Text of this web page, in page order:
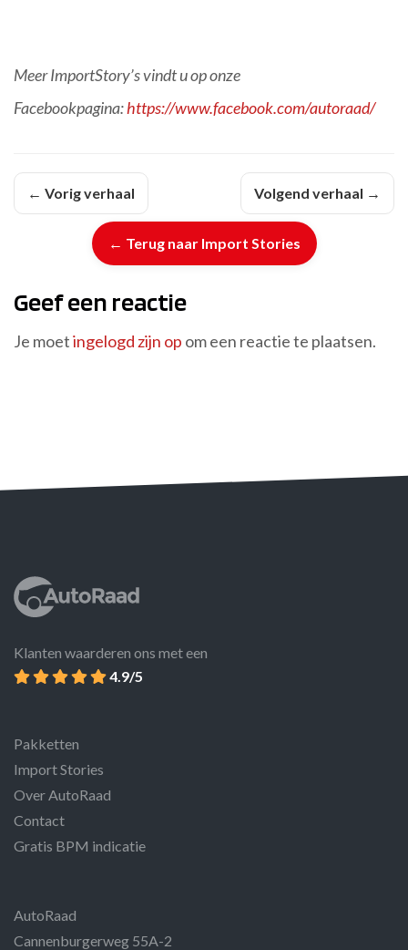
Meer ImportStory’s vindt u op onze
Facebookpagina:https://www.facebook.com/autoraad/
← Vorig verhaal
← Terug naar Import Stories
Volgend verhaal →
Geef een reactie
Je moetingelogd zijn op om een reactie te plaatsen.
Klanten waarderen ons met een
4.9/5
Pakketten
Import Stories
Over AutoRaad
Contact
Gratis BPM indicatie
AutoRaad
Cannenburgerweg 55A-2